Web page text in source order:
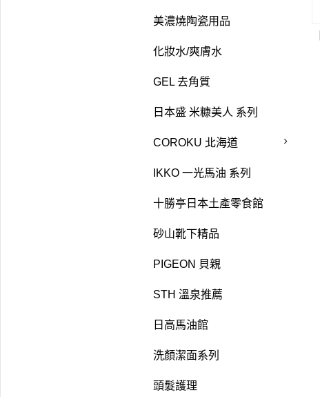
美濃燒陶瓷用品
化妝水/爽膚水
GEL 去角質
日本盛 米糠美人 系列
COROKU 北海道
IKKO 一光馬油 系列
十勝亭日本土產零食館
砂山靴下精品
PIGEON 貝親
STH 溫泉推薦
日高馬油館
洗顏潔面系列
頭髮護理